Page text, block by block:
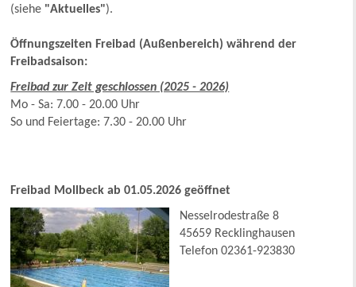
(siehe "Aktuelles").
Öffnungszeiten Freibad (Außenbereich) während der
Freibadsaison:
Freibad zur Zeit geschlossen (2025 - 2026)
Mo - Sa: 7.00 - 20.00 Uhr
So und Feiertage: 7.30 - 20.00 Uhr
Freibad Mollbeck ab 01.05.2026 geöffnet
Nesselrodestraße 8
45659 Recklinghausen
Telefon 02361-923830